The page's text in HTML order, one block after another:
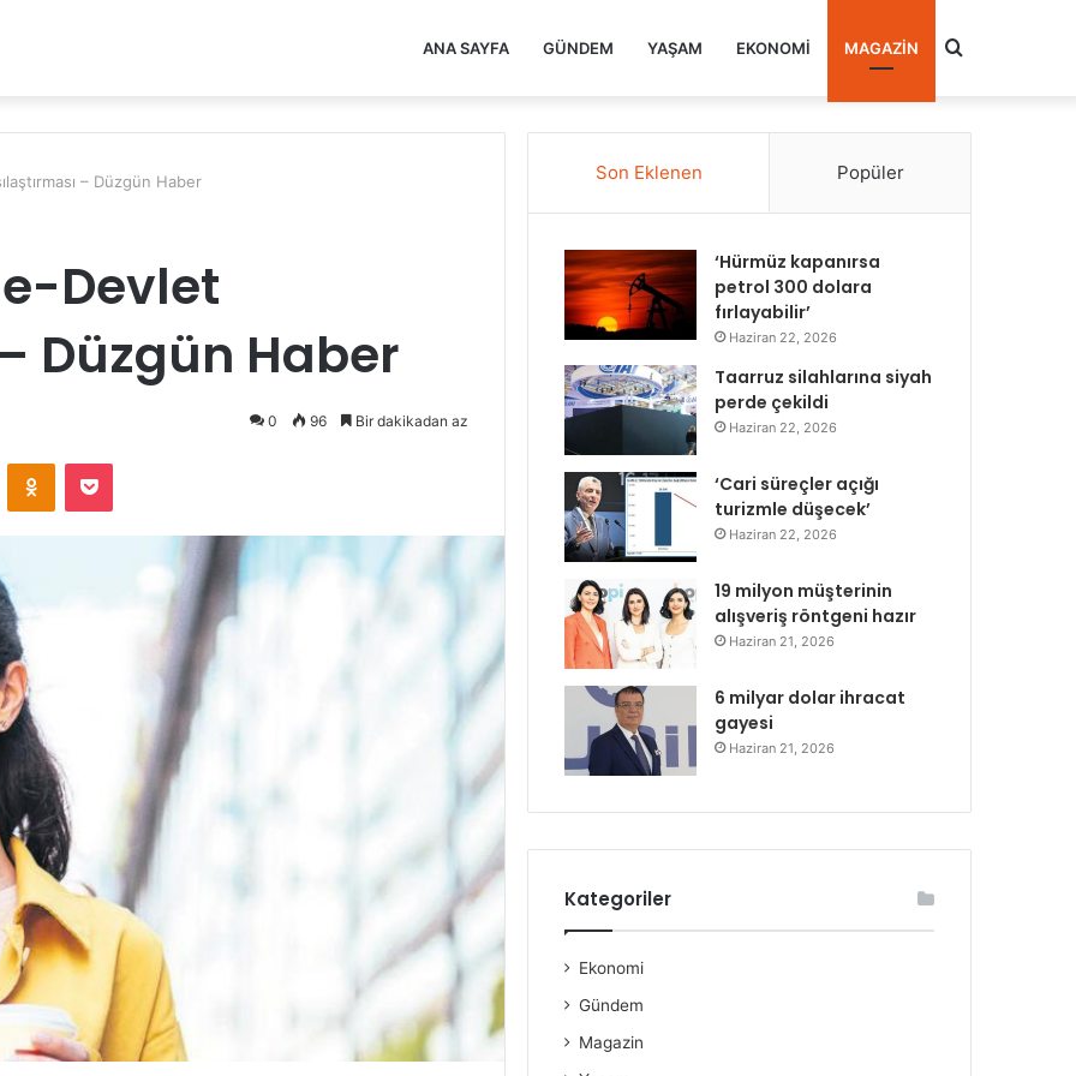
ANA SAYFA GÜNDEM YAŞAM EKONOMI MAGAZIN Arama
– Düzgün Haber
Devlet
Düzgün Haber
0 96 Bir dakikadan az
Odnoklassniki
Pocket
Son Eklenen Popüler
‘Hürmüz kapanırsa
petrol 300 dolara
fırlayabilir’
Haziran 22, 2026
Taarruz silahlarına siyah
perde çekildi
Haziran 22, 2026
‘Cari süreçler açığı
turizmle düşecek’
Haziran 22, 2026
19 milyon müşterinin
alışveriş röntgeni hazır
Haziran 21, 2026
6 milyar dolar ihracat
gayesi
Haziran 21, 2026
Kategoriler
Ekonomi
Gündem
Magazin